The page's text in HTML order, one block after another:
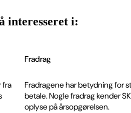
interesseret i:
fra
Fradrag
Fradragene har betydning for
betale. Nogle fradrag kender
oplyse på årsopgørelsen.